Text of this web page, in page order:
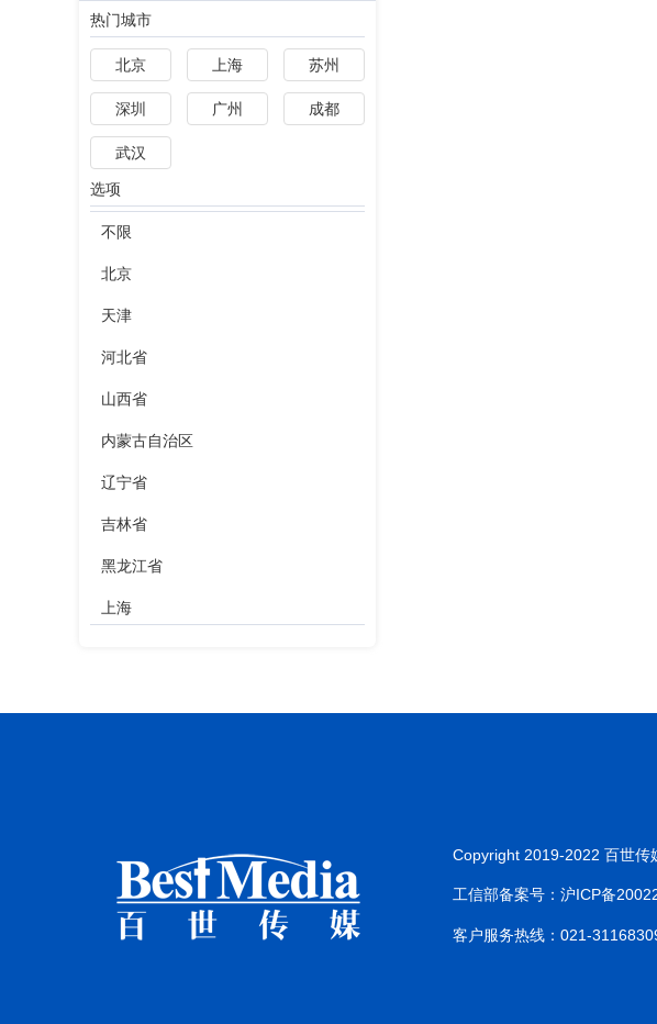
热门城市
北京 上海 苏州
深圳 广州 成都
武汉
选项
不限
北京
天津
河北省
山西省
内蒙古自治区
辽宁省
吉林省
黑龙江省
上海
山东省
河南省
湖北省
Copyright 2019-2022 百世传
工信部备案号：沪ICP备
客户服务热线：021-